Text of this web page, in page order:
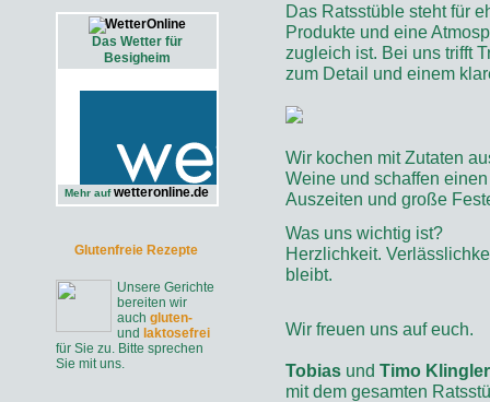
Das Wetter für
Besigheim
Mehr aufwetteronline.de
Glutenfreie Rezepte
Unsere Gerichte
bereiten wir
auch gluten-
und laktosefrei
für Sie zu. Bitte sprechen
Sie mit uns.
Das Ratsstüble steht für
Produkte und eine
zugleich ist. Bei uns trifft
zum Detail und einem
Wir kochen mit Zutaten
Weine und schaffen
Auszeiten und große
Was uns wichtig ist?
Herzlichkeit.
bleibt.
Wir freuen uns auf euch.
Tobias und Timo Klingler
mit dem gesamten